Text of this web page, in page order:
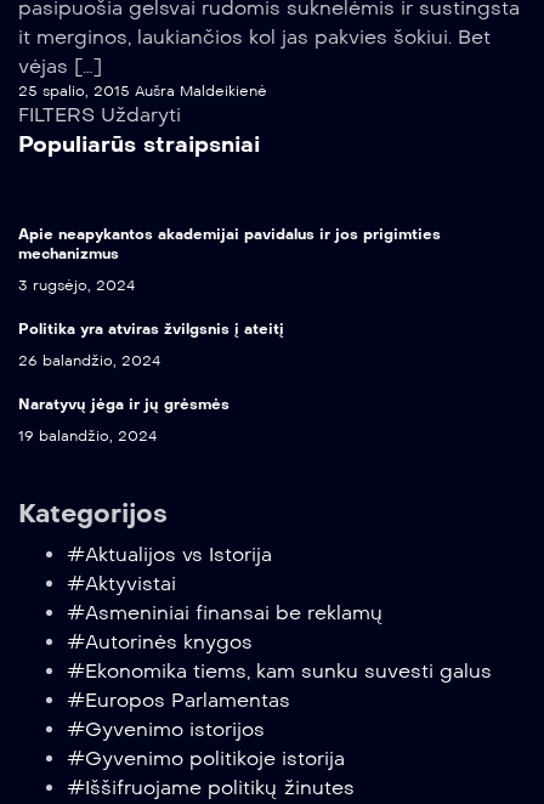
pasipuošia gelsvai rudomis suknelėmis ir sustingsta
it merginos, laukiančios kol jas pakvies šokiui. Bet
vėjas […]
25 spalio, 2015 Aušra Maldeikienė
FILTERS Uždaryti
Populiarūs straipsniai
Apie neapykantos akademijai pavidalus ir jos prigimties
mechanizmus
3 rugsėjo, 2024
Politika yra atviras žvilgsnis į ateitį
26 balandžio, 2024
Naratyvų jėga ir jų grėsmės
19 balandžio, 2024
Kategorijos
#Aktualijos vs Istorija
#Aktyvistai
#Asmeniniai finansai be reklamų
#Autorinės knygos
#Ekonomika tiems, kam sunku suvesti galus
#Europos Parlamentas
#Gyvenimo istorijos
#Gyvenimo politikoje istorija
#Iššifruojame politikų žinutes